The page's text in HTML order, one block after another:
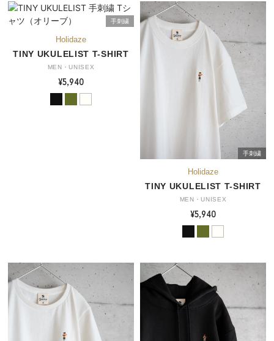
手刺繍
TINY UKULELIST T-SHIRT
MEN・UNISEX
¥5,940
手刺繍
TINY UKULELIST T-SHIRT
MEN・UNISEX
¥5,940